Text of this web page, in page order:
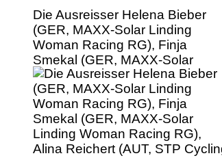
Die Ausreisser Helena Bieber
(GER, MAXX-Solar Linding
Woman Racing RG), Finja
Smekal (GER, MAXX-Solar
Linding Woman Racing RG),
Alina Reichert (AUT, STP Cycling
Club), Radsport, Damen Radliga,
50. Int. Steiner Shopping
Erlauftaler Radsporttage